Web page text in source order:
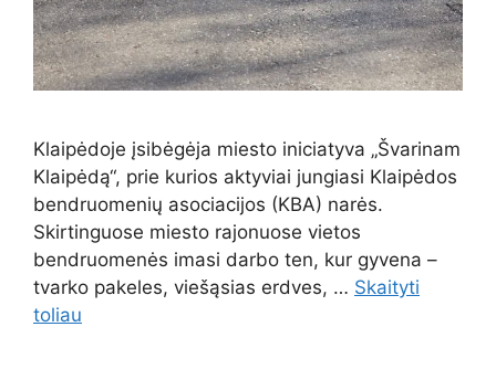
Klaipėdoje įsibėgėja miesto iniciatyva „Švarinam
Klaipėdą“, prie kurios aktyviai jungiasi Klaipėdos
bendruomenių asociacijos (KBA) narės.
Skirtinguose miesto rajonuose vietos
bendruomenės imasi darbo ten, kur gyvena –
tvarko pakeles, viešąsias erdves, … Skaityti
toliau